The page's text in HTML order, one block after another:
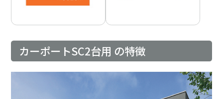
カーポートSC2台用 の特徴